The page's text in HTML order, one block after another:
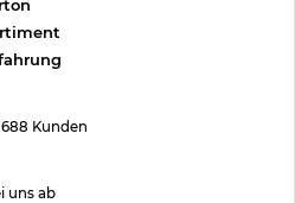
Kunden
uns ab